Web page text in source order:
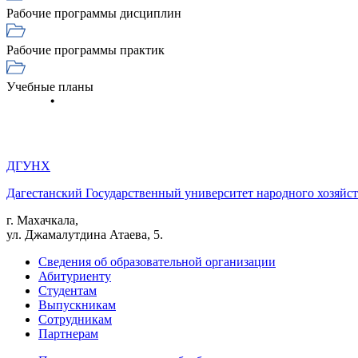
Рабочие программы дисциплин
Рабочие программы практик
Учебные планы
ДГУНХ
Дагестанский Государственный университет народного
г. Махачкала,
ул. Джамалутдина Атаева, 5.
Сведения об образовательной организации
Абитуриенту
Студентам
Выпускникам
Сотрудникам
Партнерам